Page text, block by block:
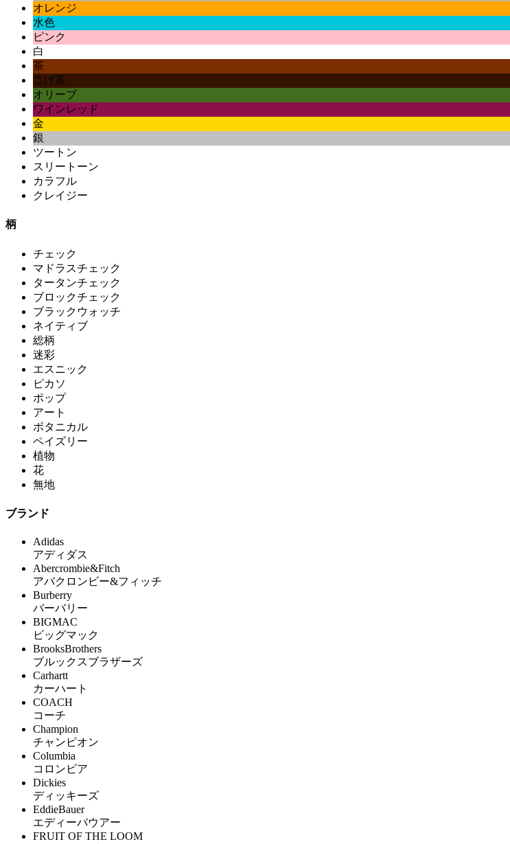
オレンジ
水色
ピンク
白
茶
こげ茶
オリーブ
ワインレッド
金
銀
ツートン
スリートーン
カラフル
クレイジー
柄
チェック
マドラスチェック
タータンチェック
ブロックチェック
ブラックウォッチ
ネイティブ
総柄
迷彩
エスニック
ピカソ
ポップ
アート
ボタニカル
ペイズリー
植物
花
無地
ブランド
Adidas
アディダス
Abercrombie&Fitch
アバクロンビー&フィッチ
Burberry
バーバリー
BIGMAC
ビッグマック
BrooksBrothers
ブルックスブラザーズ
Carhartt
カーハート
COACH
コーチ
Champion
チャンピオン
Columbia
コロンビア
Dickies
ディッキーズ
EddieBauer
エディーバウアー
FRUIT OF THE LOOM